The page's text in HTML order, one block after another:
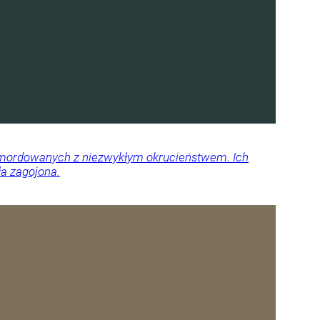
z niezwykłym okrucieństwem. Ich
zagojona.